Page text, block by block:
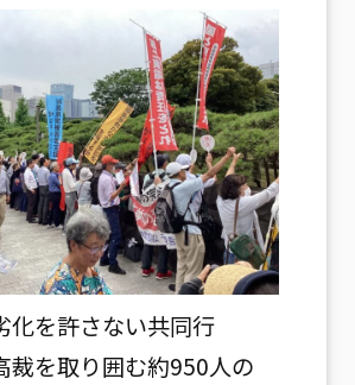
化を許さない共同行
裁を取り囲む約950人の